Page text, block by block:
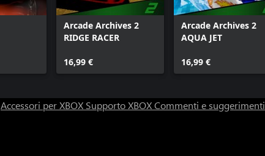
Arcade Archives 2
RIDGE RACER
16,99 €
Arcade Archives 2
AQUA JET
16,99 €
Accessori per XBOX Supporto XBOXCommenti e suggerimenti